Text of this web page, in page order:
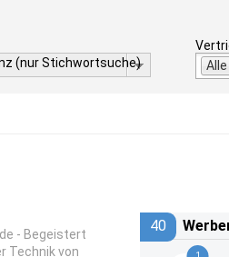
(nur Stichwortsuche)
- Begeistert
Technik von
40